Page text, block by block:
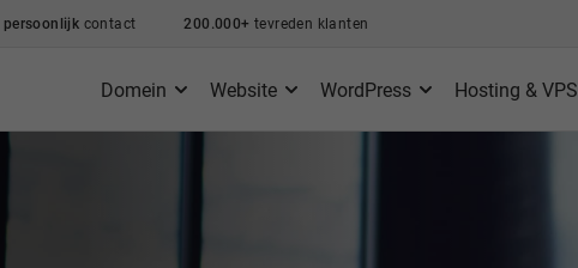
persoonlijk contact 200.000+ tevreden klanten
Domein Website WordPress Hosting & VPS